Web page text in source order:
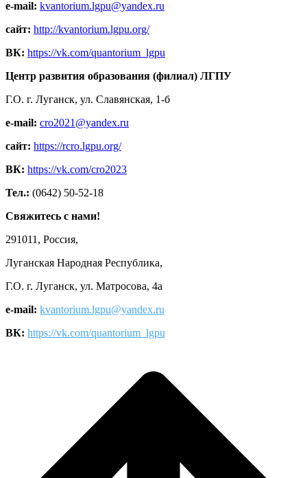
e-mail: kvantorium.lgpu@yandex.ru
сайт: http://kvantorium.lgpu.org/
ВК: https://vk.com/quantorium_lgpu
Центр развития образования (филиал) ЛГПУ
Г.О. г. Луганск, ул. Славянская, 1-б
e-mail: cro2021@yandex.ru
сайт: https://rcro.lgpu.org/
ВК: https://vk.com/cro2023
Тел.: (0642) 50-52-18
Свяжитесь с нами!
291011, Россия,
Луганская Народная Республика,
Г.О. г. Луганск, ул. Матросова, 4а
e-mail: kvantorium.lgpu@yandex.ru
ВК: https://vk.com/quantorium_lgpu